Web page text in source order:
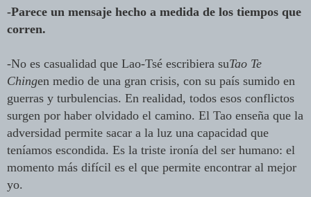
-Parece un mensaje hecho a medida de los tiempos que
corren.
-No es casualidad que Lao-Tsé escribiera suTao Te
Chingen medio de una gran crisis, con su país sumido en
guerras y turbulencias. En realidad, todos esos conflictos
surgen por haber olvidado el camino. El Tao enseña que la
adversidad permite sacar a la luz una capacidad que
teníamos escondida. Es la triste ironía del ser humano: el
momento más difícil es el que permite encontrar al mejor
yo.